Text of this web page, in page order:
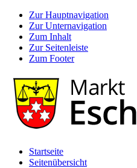
Zur Hauptnavigation
Zur Unternavigation
Zum Inhalt
Zur Seitenleiste
Zum Footer
Startseite
Seitenübersicht